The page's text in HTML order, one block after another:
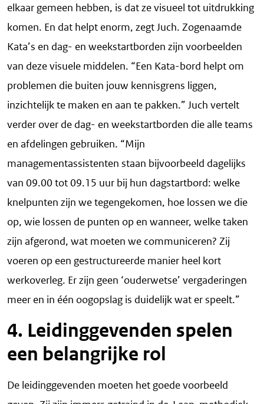
elkaar gemeen hebben, is dat ze visueel tot uitdrukking
komen. En dat helpt enorm, zegt Juch. Zogenaamde
Kata’s en dag- en weekstartborden zijn voorbeelden
van deze visuele middelen. “Een Kata-bord helpt om
problemen die buiten jouw kennisgrens liggen,
inzichtelijk te maken en aan te pakken.” Juch vertelt
verder over de dag- en weekstartborden die alle teams
en afdelingen gebruiken. “Mijn
managementassistenten staan bijvoorbeeld dagelijks
van 09.00 tot 09.15 uur bij hun dagstartbord: welke
knelpunten zijn we tegengekomen, hoe lossen we die
op, wie lossen de punten op en wanneer, welke taken
zijn afgerond, wat moeten we communiceren? Zij
voeren op een gestructureerde manier heel kort
werkoverleg. Er zijn geen ‘ouderwetse’ vergaderingen
meer en in één oogopslag is duidelijk wat er speelt.”
4. Leidinggevenden spelen
een belangrijke rol
De leidinggevenden moeten het goede voorbeeld